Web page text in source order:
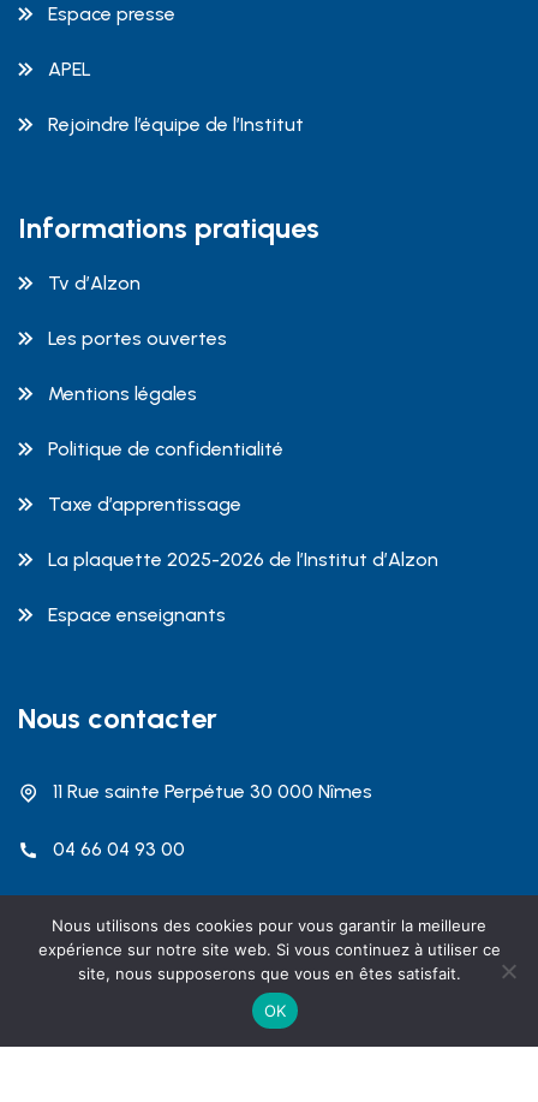
Espace presse
APEL
Rejoindre l’équipe de l’Institut
Informations pratiques
Tv d’Alzon
Les portes ouvertes
Mentions légales
Politique de confidentialité
Taxe d’apprentissage
La plaquette 2025-2026 de l’Institut d’Alzon
Espace enseignants
Nous contacter
11 Rue sainte Perpétue 30 000 Nîmes
04 66 04 93 00
Copyright 2026 Institut Emmanuel d'Alzon Nîmes
Nous utilisons des cookies pour vous garantir la meilleure
expérience sur notre site web. Si vous continuez à utiliser ce
site, nous supposerons que vous en êtes satisfait.
OK